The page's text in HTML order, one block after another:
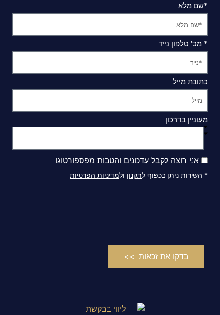
*שם מלא
* מס' טלפון נייד
כתובת מייל
מעוניין בדרכון
אני רוצה לקבל עדכונים והטבות מפספורטוגו
* השירות ניתן בכפוף לתקנון ולמדיניות הפרטיות
בדקו את זכאותי >>